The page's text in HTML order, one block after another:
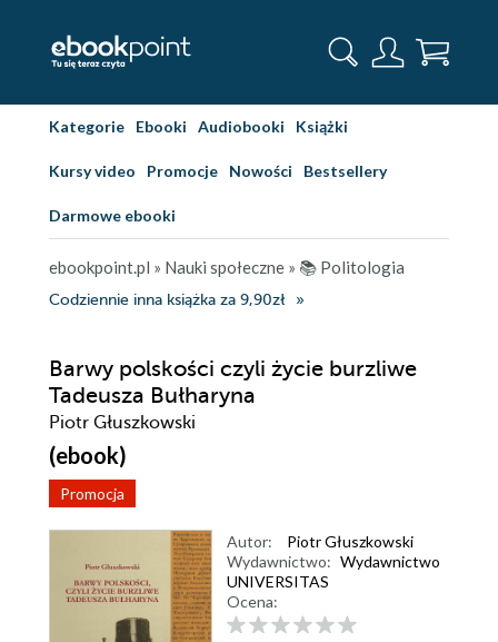
Kategorie Ebooki Audiobooki Książki
Kursy video Promocje Nowości Bestsellery
Darmowe ebooki
ebookpoint.pl » Nauki społeczne » 📚 Politologia
Codziennie inna książka za 9,90zł
Barwy polskości czyli życie burzliwe
Tadeusza Bułharyna
Piotr Głuszkowski
(ebook)
Promocja
Autor:
Piotr Głuszkowski
Wydawnictwo: Wydawnictwo
UNIVERSITAS
Ocena: